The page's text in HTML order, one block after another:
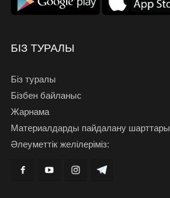
БІЗ ТУРАЛЫ
Біз туралы
Бізбен байланыс
Жарнама
Материалдарды пайдалану шарттары
Әлеуметтік желілеріміз: